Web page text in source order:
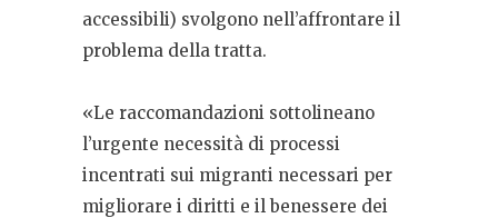
accessibili) svolgono nell’affrontare il
problema della tratta.
«Le raccomandazioni sottolineano
l’urgente necessità di processi
incentrati sui migranti necessari per
migliorare i diritti e il benessere dei